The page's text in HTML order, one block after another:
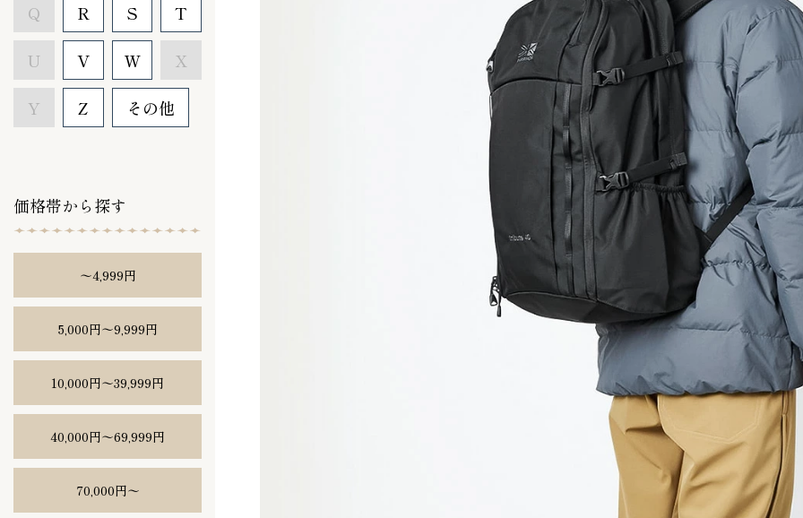
Q R S T
U V W X
Y Z その他
価格帯から探す
〜4,999円
5,000円〜9,999円
10,000円〜39,999円
40,000円〜69,999円
70,000円〜